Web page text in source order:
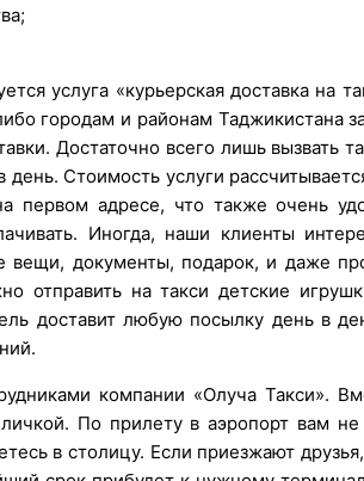
услуга «курьерская доставка на
городам и районам Таджикистана
Достаточно всего лишь вызвать
Стоимость услуги
первом адресе, что также очень
Иногда, наши клиенты
документы, подарок, и даже
на такси детские
доставит любую посылку день в
компании «Олуча Такси».
По прилету в аэропорт вам
в столицу. Если приезжают